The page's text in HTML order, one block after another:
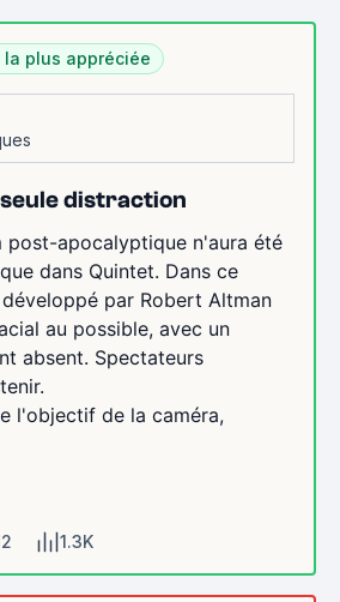
plus appréciée
distraction
post-apocalyptique n'aura été
dans Quintet. Dans ce
par Robert Altman
au possible, avec un
absent. Spectateurs
l'objectif de la caméra,
1.3K